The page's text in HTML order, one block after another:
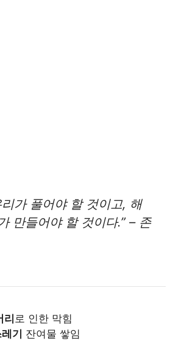
가 풀어야 할 것이고, 해
만들어야 할 것이다.” – 존
로 인한 막힘
기
잔여물 쌓임